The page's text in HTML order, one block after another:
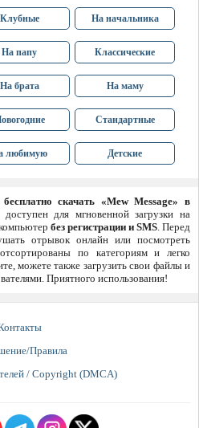
Клубные На начальника
На папу Классические
На брата На маму
Стандартные
любимую Детские
скачать «Mew Message» в
для мгновенной загрузки на
без регистрации и SMS. Перед
отрывок онлайн или посмотреть
по категориям и легко
можете также загрузить свои файлы и
Приятного использования!
Правила
/ Copyright (DMCA)